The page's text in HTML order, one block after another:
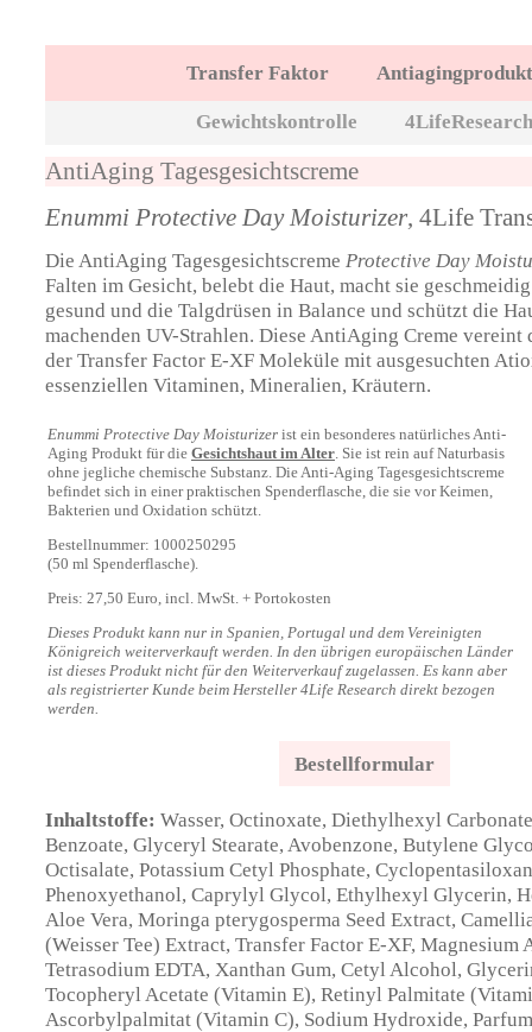
Transfer Faktor
Gewichtskontrolle
AntiAging Tagesgesichtscreme
Enummi Protective Day Moisturizer, 4Life
Die AntiAging Tagesgesichtscreme Protective Day
Falten im Gesicht, belebt die Haut, macht sie
gesund und die Talgdrüsen in Balance und schützt die
machenden UV-Strahlen. Diese AntiAging Creme vereint
der Transfer Factor E-XF Moleküle mit ausgesuchten
essenziellen Vitaminen, Mineralien, Kräutern.
Enummi Protective Day Moisturizer ist ein besonderes natürliches Anti-
Aging Produkt für die Gesichtshaut im Alter . Sie ist rein auf Naturbasis
ohne jegliche chemische Substanz. Die Anti-Aging Tagesgesichtscreme
befindet sich in einer praktischen Spenderflasche, die sie vor Keimen,
Bakterien und Oxidation schützt.
Bestellnummer: 1000250295
(50 ml Spenderflasche).
Preis: 27,50 Euro, incl. MwSt. + Portokosten
Dieses Produkt kann nur in Spanien, Portugal und dem Vereinigten
Königreich weiterverkauft werden. In den übrigen europäischen Länder
ist dieses Produkt nicht für den Weiterverkauf zugelassen. Es kann aber
als registrierter Kunde beim Hersteller 4Life Research direkt bezogen
werden.
Bestellformular
Inhaltstoffe: Wasser, Octinoxate, Diethylhexyl
Benzoate, Glyceryl Stearate, Avobenzone, Butylene
Octisalate, Potassium Cetyl Phosphate,
Phenoxyethanol, Caprylyl Glycol, Ethylhexyl Glycerin,
Aloe Vera, Moringa pterygosperma Seed Extract,
(Weisser Tee) Extract, Transfer Factor E-XF, Magnesium
Tetrasodium EDTA, Xanthan Gum, Cetyl Alcohol,
Tocopheryl Acetate (Vitamin E), Retinyl Palmitate
Ascorbylpalmitat (Vitamin C), Sodium Hydroxide,